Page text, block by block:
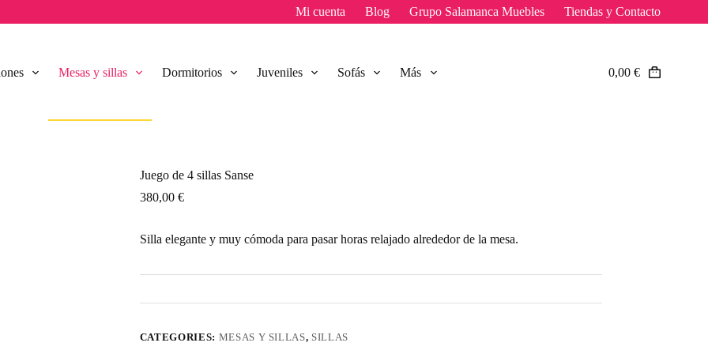
Mi cuenta Blog Grupo Salamanca Muebles Tiendas y Contacto
Mesas y sillas Dormitorios Juveniles Sofás Más
Carro
0,00 €
Juego de 4 sillas Sanse
380,00 €
Silla elegante y muy cómoda para pasar horas relajado alrededor de la mesa.
CATEGORIES: MESAS Y SILLAS, SILLAS